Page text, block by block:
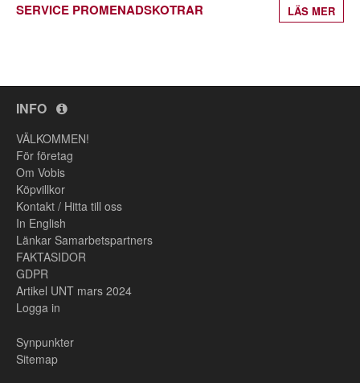
SERVICE PROMENADSKOTRAR LÄS MER
INFO
VÄLKOMMEN!
För företag
Om Vobis
Köpvillkor
Kontakt / Hitta till oss
In English
Länkar Samarbetspartners
FAKTASIDOR
GDPR
Artikel UNT mars 2024
Logga in
Synpunkter
Sitemap